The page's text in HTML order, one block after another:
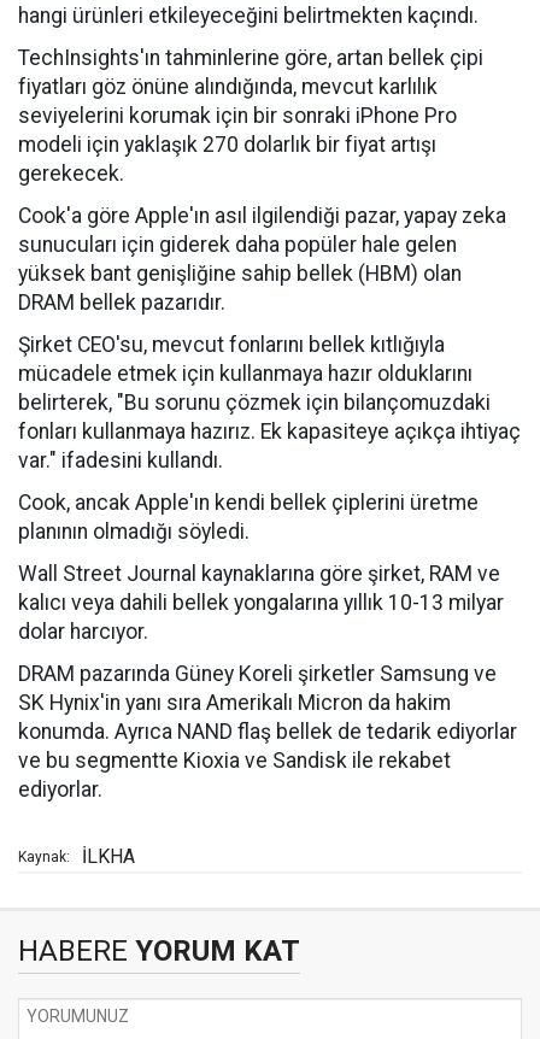
hangi ürünleri etkileyeceğini belirtmekten kaçındı.
TechInsights'ın tahminlerine göre, artan bellek çipi
fiyatları göz önüne alındığında, mevcut karlılık
seviyelerini korumak için bir sonraki iPhone Pro
modeli için yaklaşık 270 dolarlık bir fiyat artışı
gerekecek.
Cook'a göre Apple'ın asıl ilgilendiği pazar, yapay zeka
sunucuları için giderek daha popüler hale gelen
yüksek bant genişliğine sahip bellek (HBM) olan
DRAM bellek pazarıdır.
Şirket CEO'su, mevcut fonlarını bellek kıtlığıyla
mücadele etmek için kullanmaya hazır olduklarını
belirterek, "Bu sorunu çözmek için bilançomuzdaki
fonları kullanmaya hazırız. Ek kapasiteye açıkça ihtiyaç
var." ifadesini kullandı.
Cook, ancak Apple'ın kendi bellek çiplerini üretme
planının olmadığı söyledi.
Wall Street Journal kaynaklarına göre şirket, RAM ve
kalıcı veya dahili bellek yongalarına yıllık 10-13 milyar
dolar harcıyor.
DRAM pazarında Güney Koreli şirketler Samsung ve
SK Hynix'in yanı sıra Amerikalı Micron da hakim
konumda. Ayrıca NAND flaş bellek de tedarik ediyorlar
ve bu segmentte Kioxia ve Sandisk ile rekabet
ediyorlar.
Kaynak: İLKHA
HABERE YORUM KAT